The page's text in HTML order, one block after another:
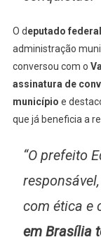
O deputado
administração
conversou com o
assinatura de
município e
que já beneficia a
“O prefeito
com ética e
em Brasília